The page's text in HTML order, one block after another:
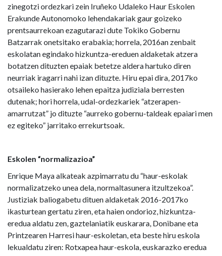
zinegotzi ordezkari zein Iruñeko Udaleko Haur Eskolen
Erakunde Autonomoko lehendakariak gaur goizeko
prentsaurrekoan ezagutarazi dute Tokiko Gobernu
Batzarrak onetsitako erabakia; horrela, 2016an zenbait
eskolatan egindako hizkuntza-ereduen aldaketak atzera
botatzen dituzten epaiak betetze aldera hartuko diren
neurriak iragarri nahi izan dituzte. Hiru epai dira, 2017ko
otsaileko hasierako lehen epaitza judiziala berresten
dutenak; hori horrela, udal-ordezkariek “atzerapen-
amarrutzat” jo dituzte “aurreko gobernu-taldeak epaiari men
ez egiteko” jarritako errekurtsoak.
Eskolen “normalizazioa”
Enrique Maya alkateak azpimarratu du “haur-eskolak
normalizatzeko unea dela, normaltasunera itzultzekoa”.
Justiziak baliogabetu dituen aldaketak 2016-2017ko
ikasturtean gertatu ziren, eta haien ondorioz, hizkuntza-
eredua aldatu zen, gaztelaniatik euskarara, Donibane eta
Printzearen Harresi haur-eskoletan, eta beste hiru eskola
lekualdatu ziren: Rotxapea haur-eskola, euskarazko eredua